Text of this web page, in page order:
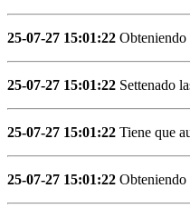
25-07-27 15:01:22 Obteniendo
25-07-27 15:01:22 Settenado
25-07-27 15:01:22 Tiene que
25-07-27 15:01:22